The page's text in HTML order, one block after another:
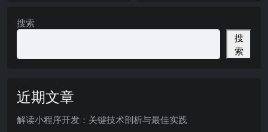
搜索
搜
索
近期文章
解读小程序开发：关键技术剖析与最佳实践